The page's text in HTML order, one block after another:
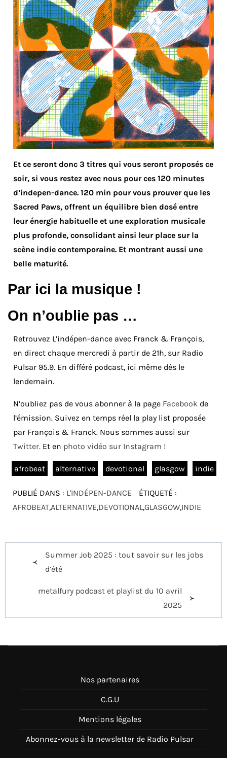
Et ce seront donc 3 titres qui vous seront proposés ce
soir, si vous restez avec nous pour ces 120 minutes
d’indepen-dance. 120 min pour vous prouver que les
Sacred Paws, offrent un équilibre bien dosé entre
leur énergie habituelle et une exploration musicale
plus profonde, consolidant ainsi leur place sur la
scène indie contemporaine. Et montrant aussi une
belle maturité.
Par ici la musique !
On n’oublie pas …
Retrouvez L’indépen-dance avec Franck & François,
en direct chaque mercredi à partir de 21h, sur Radio
Pulsar 95.9. En différé podcast, ici même dès le
lendemain.
N’oubliez pas de vous abonner à la page Facebook de
l’émission. Suivez en temps réel la play list proposée
par François & Franck. Nous sommes aussi sur
Twitter. Et en photo vidéo sur Instagram !
afrobeat alternative devotional glasgow indie
PUBLIÉ DANS : L'INDÉPEN-DANCE
ÉTIQUETÉ :
AFROBEAT,ALTERNATIVE,DEVOTIONAL ,GLASGOW,INDIE
NavigationSummer Job 2025 : tout savoir sur les jobs
d’été
metalfury podcast et playlist du 10 avril
2025
Nos partenaires
C.G.U
Mentions légales
Abonnez-vous à la newsletter de Radio Pulsar